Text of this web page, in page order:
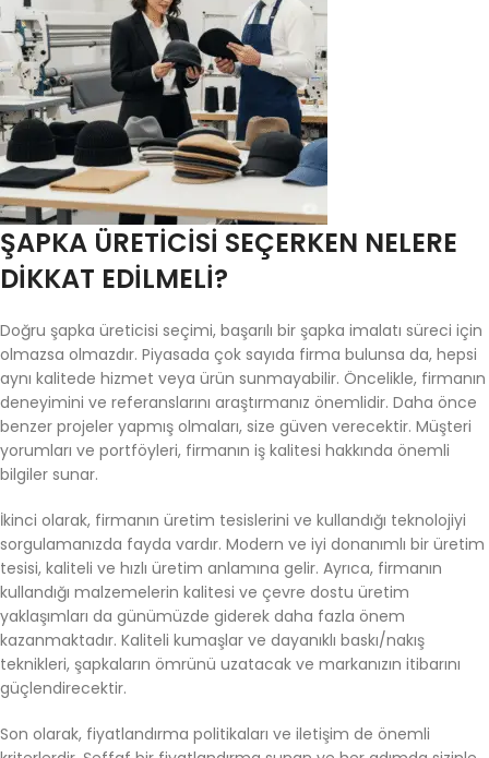
ŞAPKA ÜRETICISI SEÇERKEN NELERE
DIKKAT EDILMELI?
Doğru şapka üreticisi seçimi, başarılı bir şapka imalatı süreci için
olmazsa olmazdır. Piyasada çok sayıda firma bulunsa da, hepsi
aynı kalitede hizmet veya ürün sunmayabilir. Öncelikle, firmanın
deneyimini ve referanslarını araştırmanız önemlidir. Daha önce
benzer projeler yapmış olmaları, size güven verecektir. Müşteri
yorumları ve portföyleri, firmanın iş kalitesi hakkında önemli
bilgiler sunar.
İkinci olarak, firmanın üretim tesislerini ve kullandığı teknolojiyi
sorgulamanızda fayda vardır. Modern ve iyi donanımlı bir üretim
tesisi, kaliteli ve hızlı üretim anlamına gelir. Ayrıca, firmanın
kullandığı malzemelerin kalitesi ve çevre dostu üretim
yaklaşımları da günümüzde giderek daha fazla önem
kazanmaktadır. Kaliteli kumaşlar ve dayanıklı baskı/nakış
teknikleri, şapkaların ömrünü uzatacak ve markanızın itibarını
güçlendirecektir.
Son olarak, fiyatlandırma politikaları ve iletişim de önemli